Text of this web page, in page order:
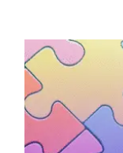
Activité